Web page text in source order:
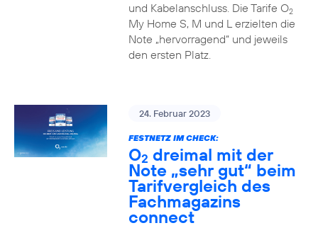
und Kabelanschluss. Die Tarife O2
My Home S, M und L erzielten die
Note „hervorragend“ und jeweils
den ersten Platz.
24. Februar 2023
FESTNETZ IM CHECK:
O2 dreimal mit der
Note „sehr gut“ beim
Tarifvergleich des
Fachmagazins
connect